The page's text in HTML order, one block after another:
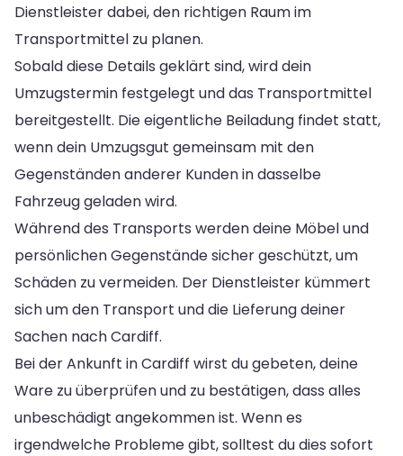
Dienstleister dabei, den richtigen Raum im
Transportmittel zu planen.
Sobald diese Details geklärt sind, wird dein
Umzugstermin festgelegt und das Transportmittel
bereitgestellt. Die eigentliche Beiladung findet statt,
wenn dein Umzugsgut gemeinsam mit den
Gegenständen anderer Kunden in dasselbe
Fahrzeug geladen wird.
Während des Transports werden deine Möbel und
persönlichen Gegenstände sicher geschützt, um
Schäden zu vermeiden. Der Dienstleister kümmert
sich um den Transport und die Lieferung deiner
Sachen nach Cardiff.
Bei der Ankunft in Cardiff wirst du gebeten, deine
Ware zu überprüfen und zu bestätigen, dass alles
unbeschädigt angekommen ist. Wenn es
irgendwelche Probleme gibt, solltest du dies sofort